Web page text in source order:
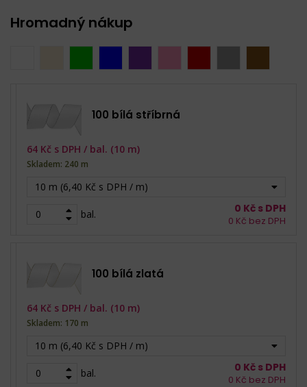
Hromadný nákup
100 bílá stříbrná
10 m (6,40 Kč s DPH / m)
bal.
64 Kč s DPH / bal. (10 m)
Skladem: 240 m
0 Kč s DPH
0 Kč bez DPH
100 bílá zlatá
10 m (6,40 Kč s DPH / m)
bal.
64 Kč s DPH / bal. (10 m)
Skladem: 170 m
0 Kč s DPH
0 Kč bez DPH